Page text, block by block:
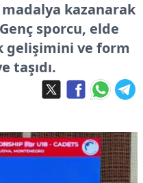
madalya kazanarak
sporcu, elde
gelişimini ve form
taşıdı.